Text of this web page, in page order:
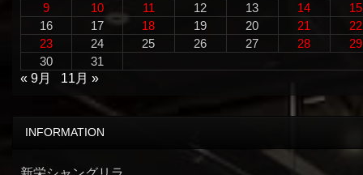
9
10 11 12 13 14
15
16
17 18 19 20 21
22
23
24 25 26 27 28
29
30
31
« 9月
11月 »
INFORMATION